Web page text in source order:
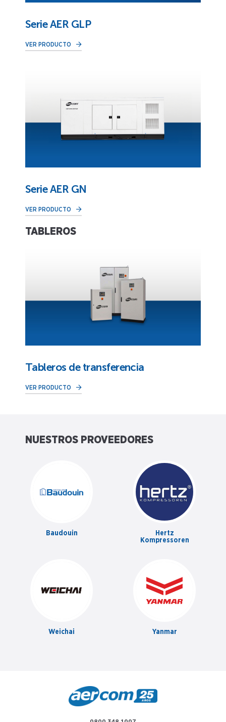
Serie AER GLP
VER PRODUCTO
Serie AER GN
VER PRODUCTO
TABLEROS
Tableros de transferencia
VER PRODUCTO
NUESTROS PROVEEDORES
Baudouin
Hertz
Kompressoren
Weichai Yanmar